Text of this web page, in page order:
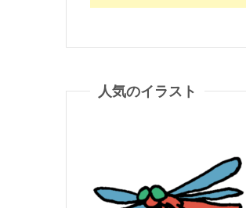
人気のイラスト